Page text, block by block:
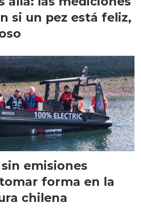
si un pez está feliz,
emisiones
forma en la
chilena